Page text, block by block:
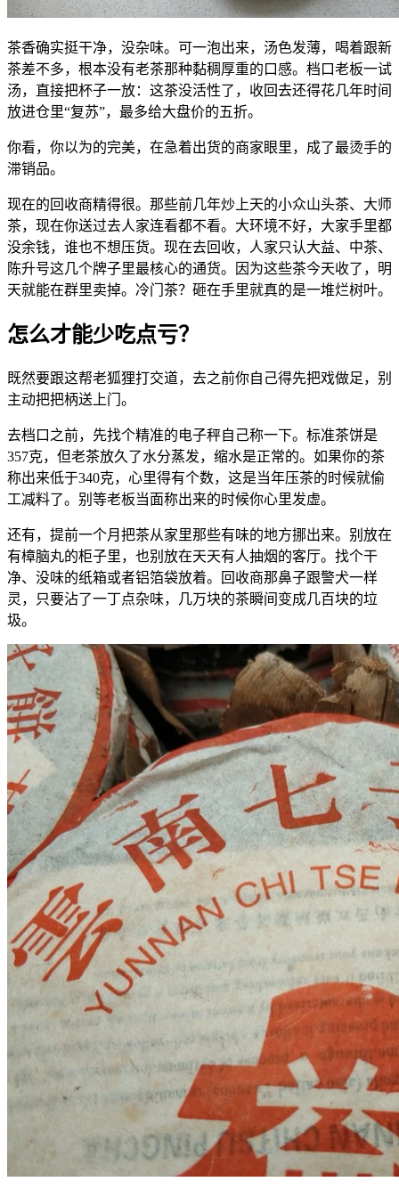
茶香确实挺干净，没杂味。可一泡出来，汤色发薄，喝着跟新
茶差不多，根本没有老茶那种黏稠厚重的口感。档口老板一试
汤，直接把杯子一放：这茶没活性了，收回去还得花几年时间
放进仓里“复苏”，最多给大盘价的五折。
你看，你以为的完美，在急着出货的商家眼里，成了最烫手的
滞销品。
现在的回收商精得很。那些前几年炒上天的小众山头茶、大师
茶，现在你送过去人家连看都不看。大环境不好，大家手里都
没余钱，谁也不想压货。现在去回收，人家只认大益、中茶、
陈升号这几个牌子里最核心的通货。因为这些茶今天收了，明
天就能在群里卖掉。冷门茶？砸在手里就真的是一堆烂树叶。
怎么才能少吃点亏？
既然要跟这帮老狐狸打交道，去之前你自己得先把戏做足，别
主动把把柄送上门。
去档口之前，先找个精准的电子秤自己称一下。标准茶饼是
357克，但老茶放久了水分蒸发，缩水是正常的。如果你的茶
称出来低于340克，心里得有个数，这是当年压茶的时候就偷
工减料了。别等老板当面称出来的时候你心里发虚。
还有，提前一个月把茶从家里那些有味的地方挪出来。别放在
有樟脑丸的柜子里，也别放在天天有人抽烟的客厅。找个干
净、没味的纸箱或者铝箔袋放着。回收商那鼻子跟警犬一样
灵，只要沾了一丁点杂味，几万块的茶瞬间变成几百块的垃
圾。